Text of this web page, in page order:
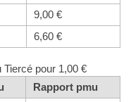
9,00 €
6,60 €
pour 1,00 €
Rapport pmu